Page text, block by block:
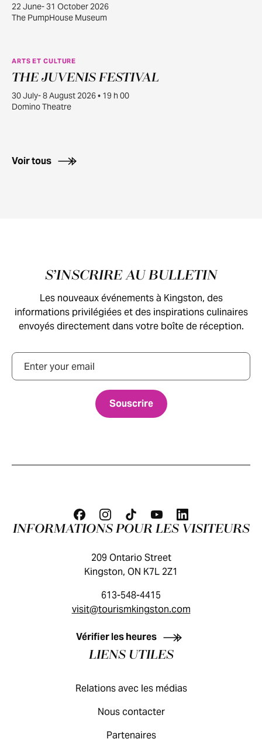
22 June- 31 October 2026
The PumpHouse Museum
JUILL.
30
ARTS ET CULTURE
THE JUVENIS FESTIVAL
30 July- 8 August 2026 • 19 h 00
Domino Theatre
Voir tous
Pied de pageS’INSCRIRE AU BULLETIN
Les nouveaux événements à Kingston, des
informations privilégiées et des inspirations culinaires
envoyés directement dans votre boîte de réception.
Courriel
GUIDE DES VISITEURS
INFORMATIONS POUR LES VISITEURS
209 Ontario Street
Kingston, ON K7L 2Z1
613-548-4415
visit@tourismkingston.com
Vérifier les heures
LIENS UTILES
Relations avec les médias
Nous contacter
Partenaires